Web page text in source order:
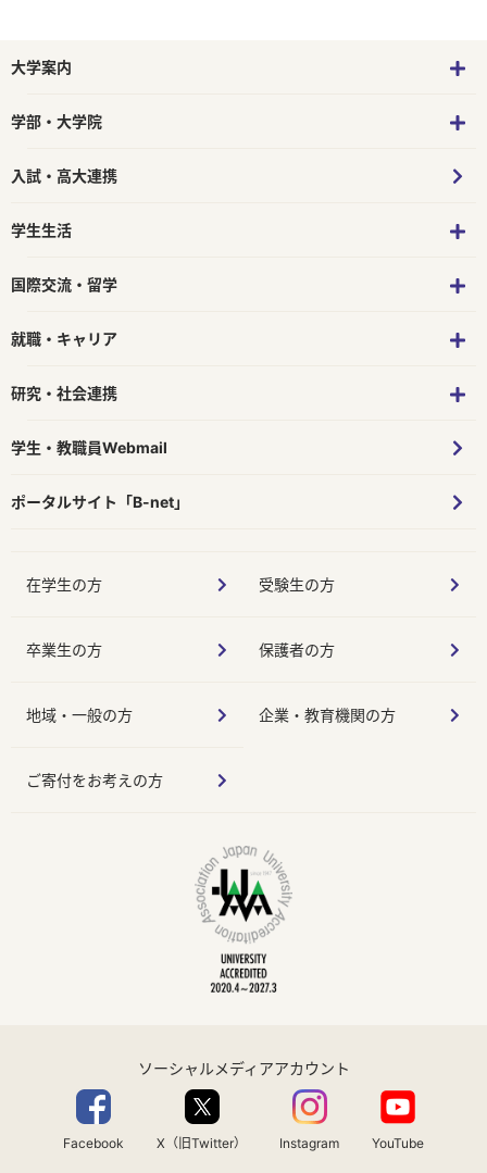
大学案内
学部・大学院
入試・高大連携
学生生活
国際交流・留学
就職・キャリア
研究・社会連携
学生・教職員Webmail
ポータルサイト「B-net」
在学生の方 受験生の方
卒業生の方 保護者の方
地域・一般の方 企業・教育機関の方
ご寄付をお考えの方
ソーシャルメディアアカウント
Facebook X（旧Twitter） Instagram YouTube